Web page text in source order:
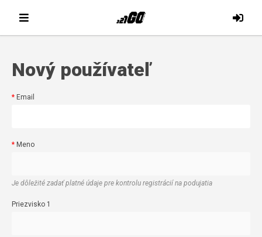
Nový používateľ
Email
Meno
Je dôležité zadať platné údaje pre kontrolu registrácií na podujatia
Priezvisko 1